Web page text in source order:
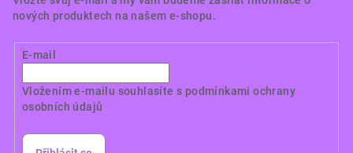
nových produktech na našem e-shopu.
E-mail
Vložením e-mailu souhlasíte s podmínkami ochrany
osobních údajů